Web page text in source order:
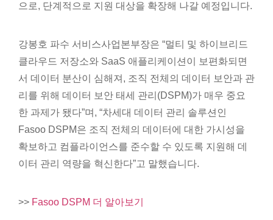
으로, 단계적으로 지원 대상을 확장해 나갈 예정입니다.
강봉호 파수 서비스사업본부장은 “멀티 및 하이브리드
클라우드 저장소와 SaaS 애플리케이션이 보편화되면
서 데이터 분산이 심해져, 조직 전체의 데이터 보안과 관
리를 위해 데이터 보안 태세 관리(DSPM)가 매우 중요
한 과제가 됐다”며, “차세대 데이터 관리 솔루션인
Fasoo DSPM은 조직 전체의 데이터에 대한 가시성을
확보하고 컴플라이언스를 준수할 수 있도록 지원해 데
이터 관리 역량을 혁신한다”고 말했습니다.
>> Fasoo DSPM 더 알아보기